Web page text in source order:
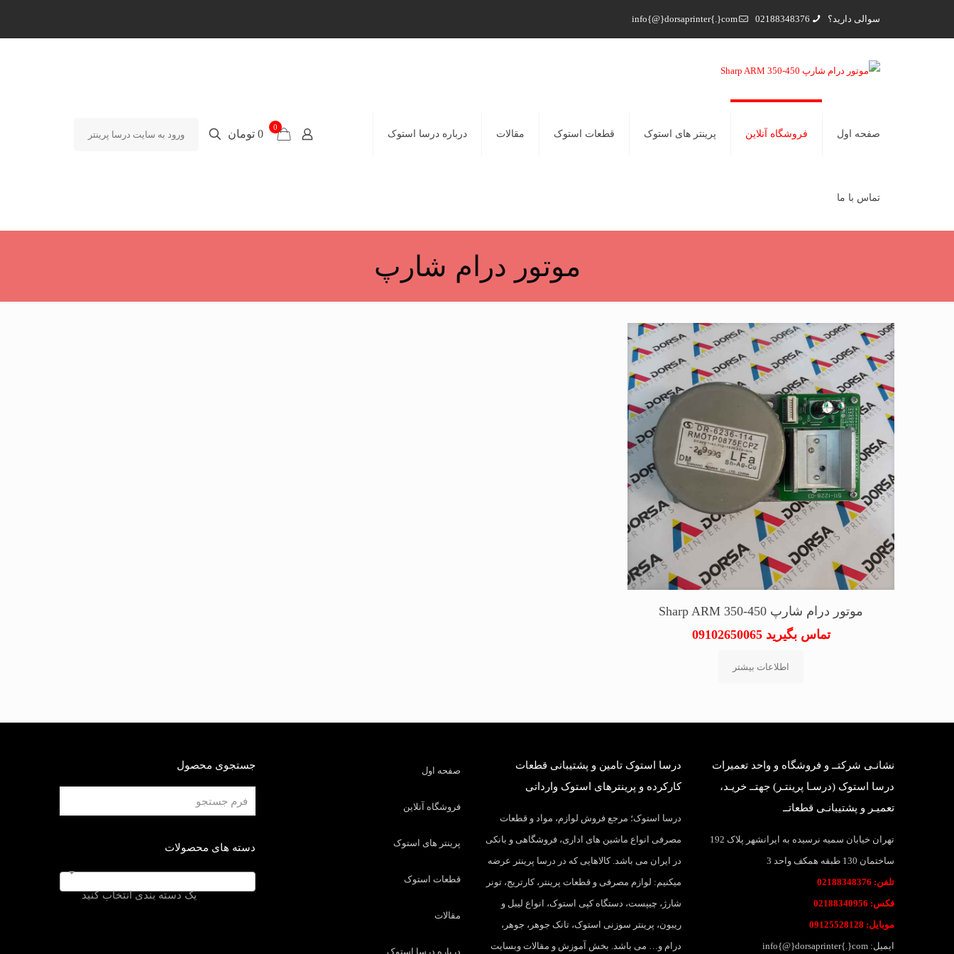
سوالی دارید؟ 02188348376
info{@}dorsaprinter{.}com
صفحه اول فروشگاه آنلاین پرینتر های استوک قطعات استوک مقالات درباره درسا استوک
تماس با ما
0
0 تومان ورود به سایت درسا پرینتر
موتور درام شارپ
موتور درام شارپ Sharp ARM 350-450
تماس بگیرید 09102650065
اطلاعات بیشتر
نشانـی شرکتــ و فروشگاه و واحد تعمیرات
درسا استوک (درسـا پرینتـر) جهتــ خریـد،
تعمیـر و پشتیبانـی قطعاتــ
تهران خیابان سمیه نرسیده به ایرانشهر پلاک 192
ساختمان 130 طبقه همکف واحد 3
تلفن: 02188348376
فکس: 02188340956
موبایل: 09125528128
ایمیل: info{@}dorsaprinter{.}com
درسا استوک تامین و پشتیبانی قطعات
کارکرده و پرینترهای استوک وارداتی
درسا استوک؛ مرجع فروش لوازم، مواد و قطعات
مصرفی انواع ماشین های اداری، فروشگاهی و بانکی
در ایران می باشد. کالاهایی که در درسا پرینتر عرضه
میکنیم: لوازم مصرفی و قطعات پرینتر، کارتریج، تونر
شارژ، چیپست، دستگاه کپی استوک، انواع لیبل و
ریبون، پرینتر سوزنی استوک، تانک جوهر، جوهر،
درام و… می باشد. بخش آموزش و مقالات وبسایت
صفحه اول
فروشگاه آنلاین
پرینتر های استوک
قطعات استوک
مقالات
درباره درسا استوک
جستجوی محصول
دسته های محصولات
یک دسته بندی انتخاب کنید